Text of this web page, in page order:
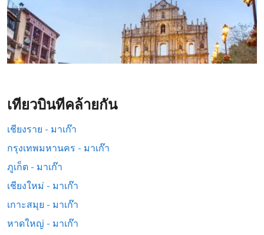
เที่ยวบินที่คล้ายกัน
เชียงราย - มาเก๊า
กรุงเทพมหานคร - มาเก๊า
ภูเก็ต - มาเก๊า
เชียงใหม่ - มาเก๊า
เกาะสมุย - มาเก๊า
หาดใหญ่ - มาเก๊า